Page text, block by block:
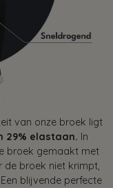
van onze broek ligt
29% elastaan. In
broek gemaakt met
de broek niet krimpt,
blijvende perfecte